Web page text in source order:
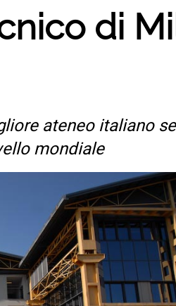
di
ateneo italiano
mondiale